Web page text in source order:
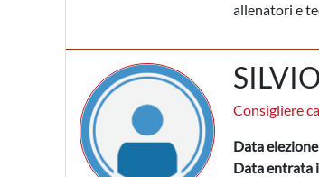
allenatori e
Consigliere
Data
Data entrata